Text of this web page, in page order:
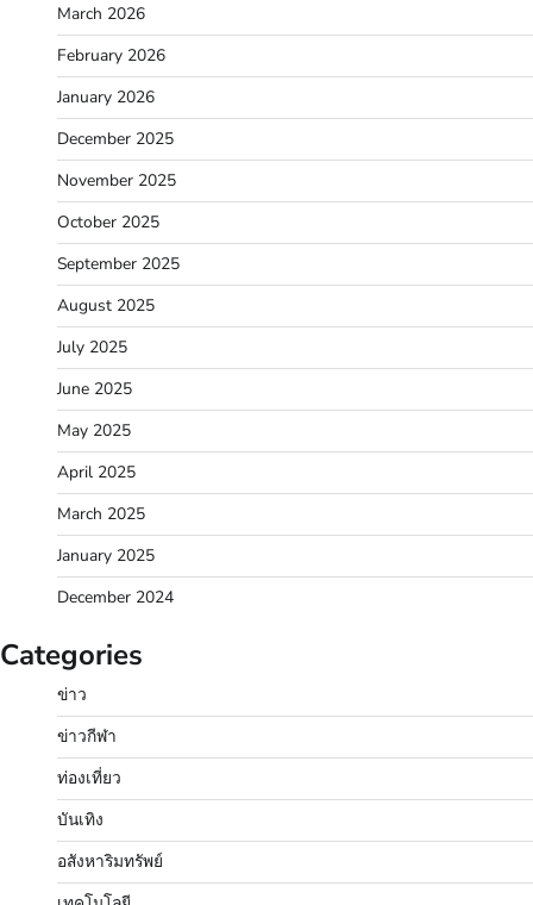
March 2026
February 2026
January 2026
December 2025
November 2025
October 2025
September 2025
August 2025
July 2025
June 2025
May 2025
April 2025
March 2025
January 2025
December 2024
Categories
ข่าว
ข่าวกีฬา
ท่องเที่ยว
บันเทิง
อสังหาริมทรัพย์